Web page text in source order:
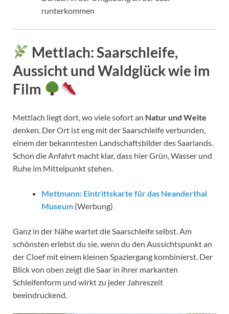
runterkommen
Mettlach: Saarschleife,
Aussicht und Waldglück wie im
Film
Mettlach liegt dort, wo viele sofort an Natur und Weite
denken. Der Ort ist eng mit der Saarschleife verbunden,
einem der bekanntesten Landschaftsbilder des Saarlands.
Schon die Anfahrt macht klar, dass hier Grün, Wasser und
Ruhe im Mittelpunkt stehen.
Mettmann: Eintrittskarte für das Neanderthal
Museum (Werbung)
Ganz in der Nähe wartet die Saarschleife selbst. Am
schönsten erlebst du sie, wenn du den Aussichtspunkt an
der Cloef mit einem kleinen Spaziergang kombinierst. Der
Blick von oben zeigt die Saar in ihrer markanten
Schleifenform und wirkt zu jeder Jahreszeit
beeindruckend.